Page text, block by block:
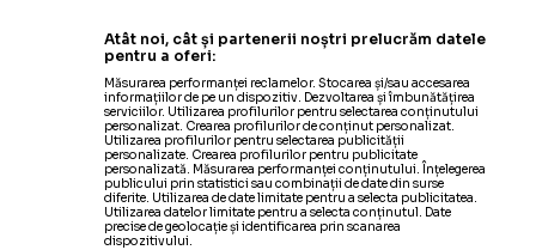
Atât noi, cât și partenerii noștri prelucrăm datele
pentru a oferi:
Măsurarea performanței reclamelor. Stocarea și/sau accesarea
informațiilor de pe un dispozitiv. Dezvoltarea și îmbunătățirea
serviciilor. Utilizarea profilurilor pentru selectarea conținutului
personalizat. Crearea profilurilor de conținut personalizat.
Utilizarea profilurilor pentru selectarea publicității
personalizate. Crearea profilurilor pentru publicitate
personalizată. Măsurarea performanței conținutului. Înțelegerea
publicului prin statistici sau combinații de date din surse
diferite. Utilizarea de date limitate pentru a selecta publicitatea.
Utilizarea datelor limitate pentru a selecta conținutul. Date
precise de geolocație și identificarea prin scanarea
dispozitivului.